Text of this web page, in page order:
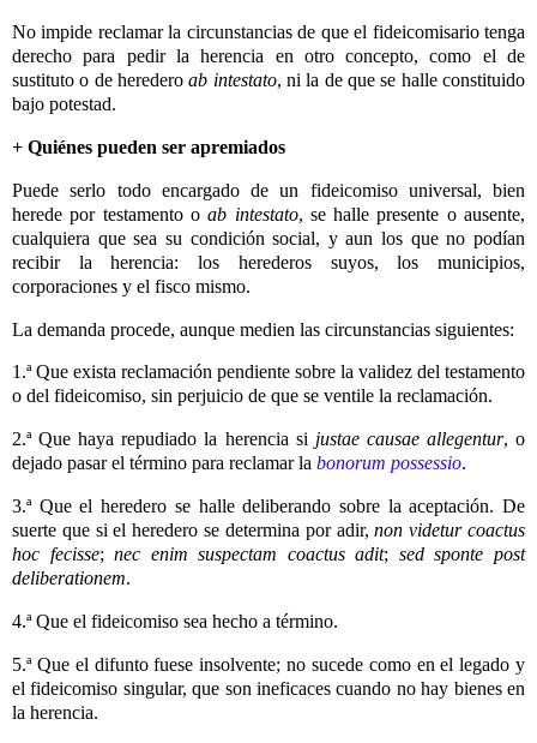
No impide reclamar la circunstancias de que el fideicomisario tenga
derecho para pedir la herencia en otro concepto, como el de
sustituto o de heredero ab intestato, ni la de que se halle constituido
bajo potestad.
+ Quiénes pueden ser apremiados
Puede serlo todo encargado de un fideicomiso universal, bien
herede por testamento oab intestato, se halle presente o ausente,
cualquiera que sea su condición social, y aun los que no podían
recibir la herencia: los herederos suyos, los municipios,
corporaciones y el fisco mismo.
La demanda procede, aunque medien las circunstancias siguientes:
1.ª Que exista reclamación pendiente sobre la validez del testamento
o del fideicomiso, sin perjuicio de que se ventile la reclamación.
2.ª Que haya repudiado la herencia si justae causae allegentur, o
dejado pasar el término para reclamar la bonorum possessio.
3.ª Que el heredero se halle deliberando sobre la aceptación. De
suerte que si el heredero se determina por adir,non videtur coactus
hoc fecisse;nec enim suspectam coactus adit; sed sponte post
deliberationem.
4.ª Que el fideicomiso sea hecho a término.
5.ª Que el difunto fuese insolvente; no sucede como en el legado y
el fideicomiso singular, que son ineficaces cuando no hay bienes en
la herencia.